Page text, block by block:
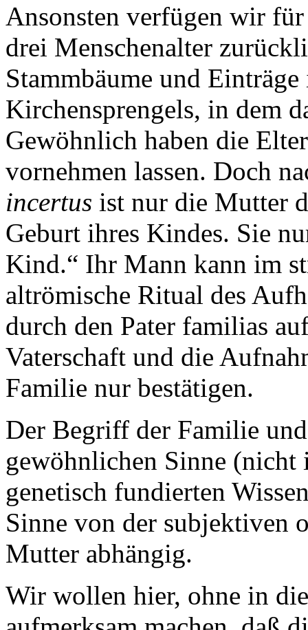
Ansonsten verfügen wir
drei Menschenalter
Stammbäume und
Kirchensprengels, in dem
Gewöhnlich haben die
vornehmen lassen. Doch
incertus ist nur die Mutter
Geburt ihres Kindes. Sie
Kind.“ Ihr Mann kann im
altrömische Ritual des
durch den Pater familias
Vaterschaft und die
Familie nur bestätigen.
Der Begriff der Familie
gewöhnlichen Sinne (nicht
genetisch fundierten
Sinne von der subjektiven
Mutter abhängig.
Wir wollen hier, ohne in